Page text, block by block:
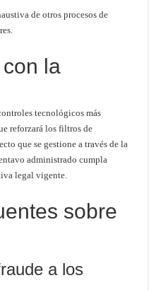
de otros procesos de
la
tecnológicos más
reforzará los filtros de
que se gestione a través de la
administrado cumpla
legal vigente.
sobre
a los